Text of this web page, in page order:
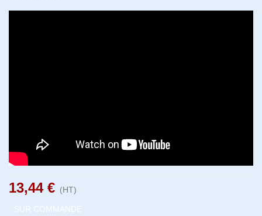
13,44 € (HT)
SUR COMMANDE